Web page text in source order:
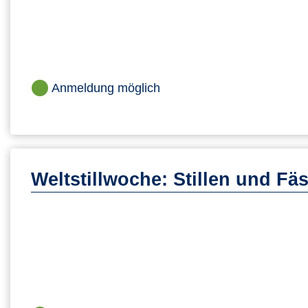
Anmeldung möglich
Weltstillwoche: Stillen und